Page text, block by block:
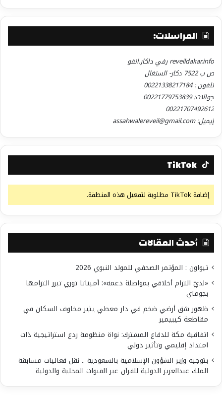
المراسلات:
reveildakar.info رفي داكار.انفو
ص ب 7522 دكار- السنغال
تلفون : 00221338217184
جوالات: 00221779753839
00221707492612
إيميل: assahwalereveil@gmail.com
TikTok
إضافة TikTok مطلوبة لتفعيل هذه المنطقة.
أحدث المقالات
تيواون : المؤتمر الصحفي للمولد النبوي 2026
«لديّ التزام أخلاقي بمواصلة دعمه»: أميناتا توري تبرر التزامها
بجوماي
ظهور شق أرضي ضخم في دار معطي يثير مخاوف السكان في
مقاطعة كيبيمير
اتفاقية مكة للدفاع المشترك: نواة منظومة ردع استراتيجية ذات
امتداد إقليمي وتأثير دولي
بتوجيه وزير الشؤون الإسلامية بالسعودية .. نقل فعاليات مسابقة
الملك عبدالعزيز الدولية للقرآن عبر القنوات المحلية والدولية